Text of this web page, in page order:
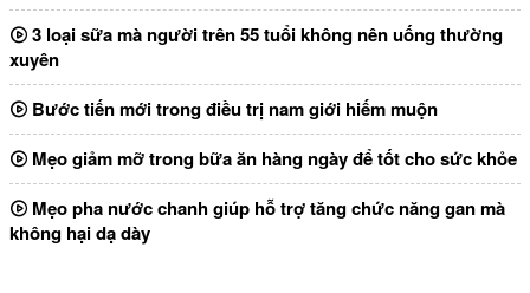
3 loại sữa mà người trên 55 tuổi không nên uống thường
xuyên
Bước tiến mới trong điều trị nam giới hiếm muộn
Mẹo giảm mỡ trong bữa ăn hàng ngày để tốt cho sức khỏe
Mẹo pha nước chanh giúp hỗ trợ tăng chức năng gan mà
không hại dạ dày